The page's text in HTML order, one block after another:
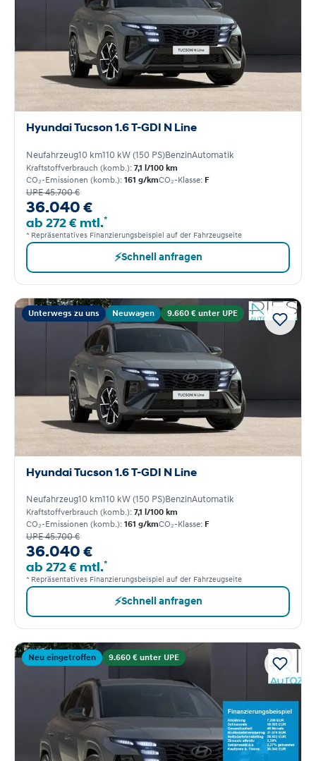
Hyundai Tucson 1.6 T-GDI N Line
Neufahrzeug10 km110 kW (150 PS)BenzinAutomatik
Kraftstoffverbrauch (komb.): 7,1 l/100 km
CO₂-Emissionen (komb.): 161 g/kmCO₂-Klasse: F
UPE 45.700 €
36.040 €
ab 272 € mtl.*
* Repräsentatives Finanzierungsbeispiel auf der Fahrzeugseite
⚡Schnell anfragen
Unterwegs zu uns Neuwagen 9.660 € unter UPE
Hyundai Tucson 1.6 T-GDI N Line
Neufahrzeug10 km110 kW (150 PS)BenzinAutomatik
Kraftstoffverbrauch (komb.): 7,1 l/100 km
CO₂-Emissionen (komb.): 161 g/kmCO₂-Klasse: F
UPE 45.700 €
36.040 €
ab 272 € mtl.*
* Repräsentatives Finanzierungsbeispiel auf der Fahrzeugseite
⚡Schnell anfragen
Neu eingetroffen 9.660 € unter UPE